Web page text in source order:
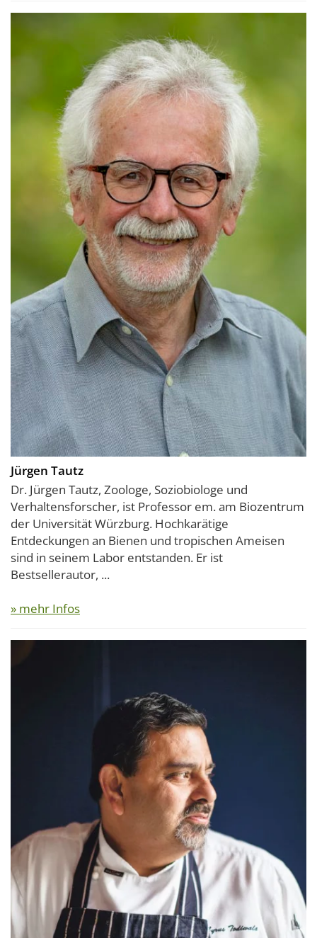
Jürgen Tautz
Dr. Jürgen Tautz, Zoologe, Soziobiologe und
Verhaltensforscher, ist Professor em. am Biozentrum
der Universität Würzburg. Hochkarätige
Entdeckungen an Bienen und tropischen Ameisen
sind in seinem Labor entstanden. Er ist
Bestsellerautor, ...
» mehr Infos